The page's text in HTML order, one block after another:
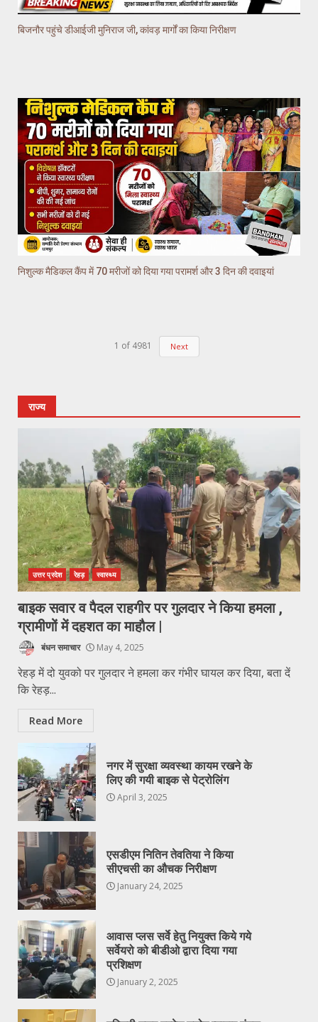
बिजनौर पहुंचे डीआईजी मुनिराज जी, कांवड़ मार्गों का किया निरीक्षण
निशुल्क मैडिकल कैंप में 70 मरीजों को दिया गया परामर्श और 3 दिन की दवाइयां
1 of 4981 Next
राज्य
उत्तर प्रदेश रेहड़ स्वास्थ्य
बाइक सवार व पैदल राहगीर पर गुलदार ने किया हमला ,
ग्रामीणों में दहशत का माहौल |
बंधन समाचार May 4, 2025
रेहड़ में दो युवको पर गुलदार ने हमला कर गंभीर घायल कर दिया, बता दें
कि रेहड़...
Read More
नगर में सुरक्षा व्यवस्था कायम रखने के
लिए की गयी बाइक से पेट्रोलिंग
April 3, 2025
एसडीएम नितिन तेवतिया ने किया
सीएचसी का औचक निरीक्षण
January 24, 2025
आवास प्लस सर्वे हेतु नियुक्त किये गये
सर्वेयरो को बीडीओ द्वारा दिया गया
प्रशिक्षण
January 2, 2025